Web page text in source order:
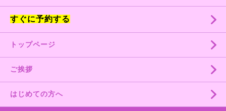
すぐに予約する
トップページ
ご挨拶
はじめての方へ